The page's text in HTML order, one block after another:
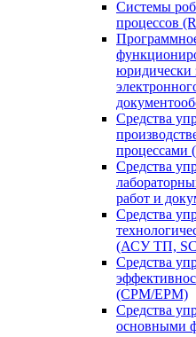
Системы
процессов
юридически
Средства
процессами
Средства
работ и
Средства
(АСУ ТП,
Средства
(CPM/EPM)
Средства
основными